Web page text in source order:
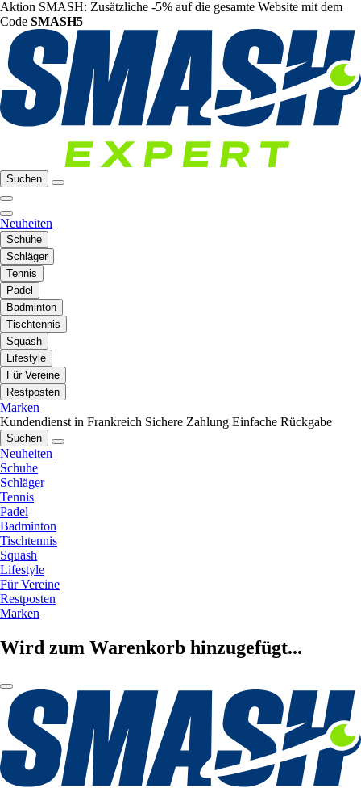
Aktion SMASH: Zusätzliche -5% auf die gesamte Website mit dem
Code SMASH5
Suchen
Neuheiten
Schuhe
Schläger
Tennis
Padel
Badminton
Tischtennis
Squash
Lifestyle
Für Vereine
Restposten
Marken
Kundendienst in Frankreich Sichere Zahlung Einfache Rückgabe
Suchen
Neuheiten
Schuhe
Schläger
Tennis
Padel
Badminton
Tischtennis
Squash
Lifestyle
Für Vereine
Restposten
Marken
Wird zum Warenkorb hinzugefügt...